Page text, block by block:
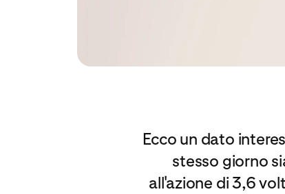
Ecco un dato
stesso giorno
all'azione di 3,6